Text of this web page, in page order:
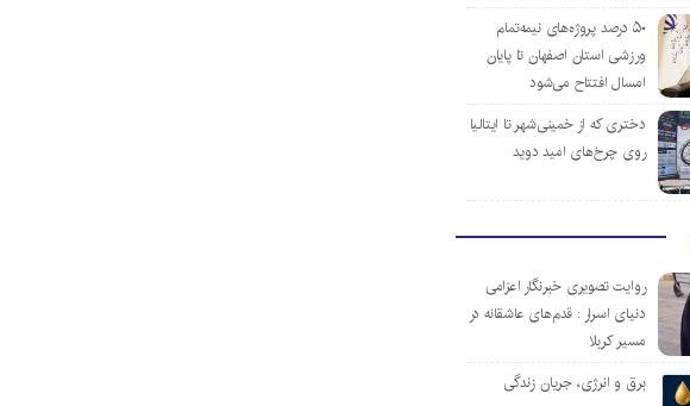
۵۰ درصد پروژه‌های نیمه‌تمام
ورزشی استان اصفهان تا پایان
امسال افتتاح می‌شود
دختری که از خمینی‌شهر تا ایتالیا
روی چرخ‌های امید دوید
روایت تصویری خبرنگار اعزامی
دنیای اسرار : قدم‌های عاشقانه در
مسیر کربلا
برق و انرژی، جریان زندگی